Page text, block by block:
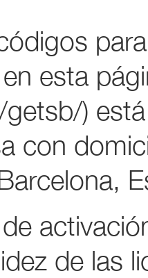
esta
)
con
de las